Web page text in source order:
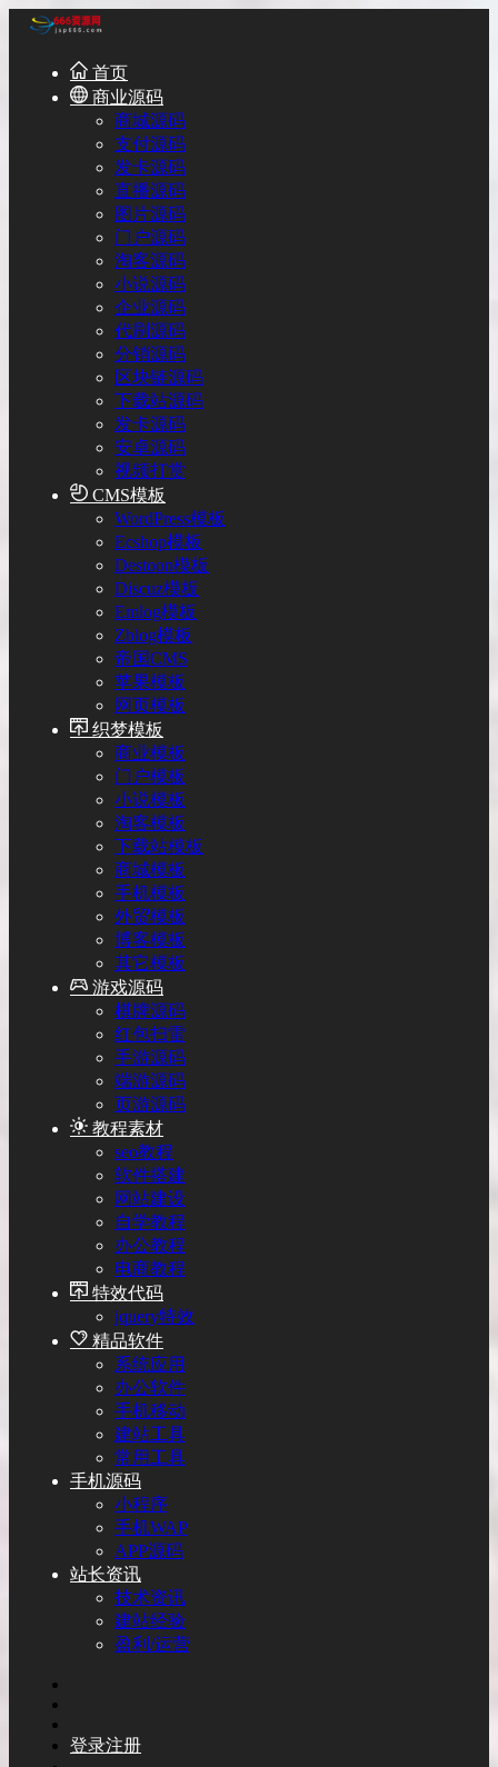
首页
商业源码
商城源码
支付源码
发卡源码
直播源码
图片源码
门户源码
淘客源码
小说源码
企业源码
代刷源码
分销源码
区块链源码
下载站源码
发卡源码
安卓源码
视频打赏
CMS模板
WordPress模板
Ecshop模板
Destoon模板
Discuz模板
Emlog模板
Zblog模板
帝国CMS
苹果模板
网页模板
织梦模板
商业模板
门户模板
小说模板
淘客模板
下载站模板
商城模板
手机模板
外贸模板
博客模板
其它模板
游戏源码
棋牌源码
红包扫雷
手游源码
端游源码
页游源码
教程素材
seo教程
软件搭建
网站建设
自学教程
办公教程
电商教程
特效代码
jquery特效
精品软件
系统应用
办公软件
手机移动
建站工具
常用工具
手机源码
小程序
手机WAP
APP源码
站长资讯
技术资讯
建站经验
盈利/运营
登录注册